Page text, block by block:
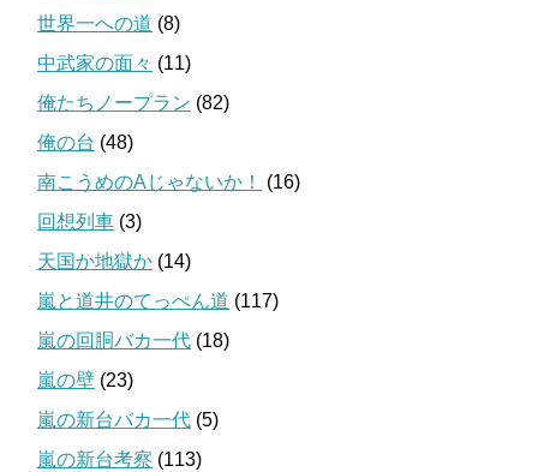
世界一への道 (8)
中武家の面々 (11)
俺たちノープラン (82)
俺の台 (48)
南こうめのAじゃないか！
(16)
回想列車 (3)
天国か地獄か (14)
嵐と道井のてっぺん道 (117)
嵐の回胴バカ一代 (18)
嵐の壁 (23)
嵐の新台バカ一代 (5)
嵐の新台考察 (113)